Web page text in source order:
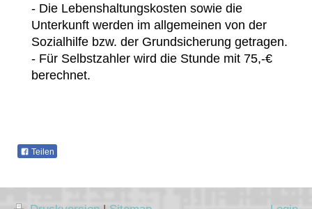
- Die Lebenshaltungskosten sowie die
Unterkunft werden im allgemeinen von der
Sozialhilfe bzw. der Grundsicherung getragen.
- Für Selbstzahler wird die Stunde mit 75,-€
berechnet.
Teilen